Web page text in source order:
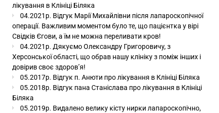
лікування в Клініці Біляка
04.2021р. Відгук Марії Михайлівни після лапароскопічної
операції. Важливим моментом було те, що пацієнтка у вірі
Свідків Єгови, а їм не можна переливати кров!
04.2021р. Дякуємо Олександру Григоровичу, з
Херсонської області, що обрав нашу клініку з поміж інших і
довірив своє здоров’я!
05.2017р. Відгук п. Анюти про лікування в Клініці Біляка
05.2018р. Відгук пана Станіслава про лікування в Клініці
Біляка
05.2019р. Видалено велику кісту нирки лапароскопічно,